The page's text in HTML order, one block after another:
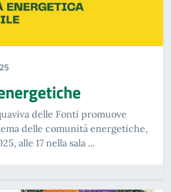
delle Fonti promuove
delle comunità energetiche,
alle 17 nella sala ...